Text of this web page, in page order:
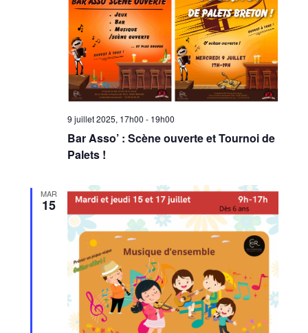
9 juillet 2025, 17h00 - 19h00
Bar Asso’ : Scène ouverte et Tournoi de
Palets !
MAR
15